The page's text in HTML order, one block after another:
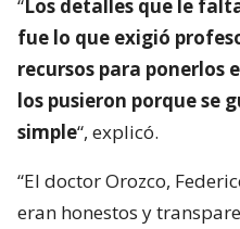
“Los detalles que le
fue lo que exigió
recursos para ponerlos
los pusieron porque se
simple“, explicó.
“El doctor Orozco,
eran honestos y